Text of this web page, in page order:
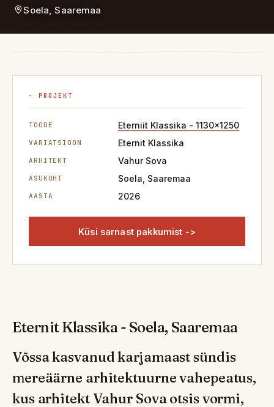
Soela, Saaremaa
- PROJEKT
TOODE Eterniit Klassika - 1130x1250
VARIATSIOON Eternit Klassika
ARHITEKT Vahur Sova
ASUKOHT Soela, Saaremaa
AASTA 2026
Küsi sarnast pakkumist ->
Eternit Klassika - Soela, Saaremaa
Võssa kasvanud karjamaast sündis
mereäärne arhitektuurne vahepeatus,
kus arhitekt Vahur Sova otsis vormi,